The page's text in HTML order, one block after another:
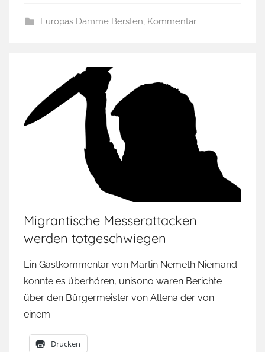
Europas Dämme Bersten, Kommentar
Migrantische Messerattacken
werden totgeschwiegen
Ein Gastkommentar von Martin Nemeth Niemand
konnte es überhören, unisono waren Berichte
über den Bürgermeister von Altena der von
einem
Drucken